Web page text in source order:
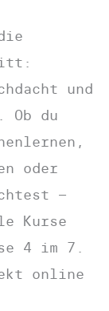
und
Ob du
oder
–
Kurse
4 im 7.
online